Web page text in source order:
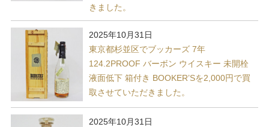
きました。
2025年10月31日
東京都杉並区でブッカーズ 7年
124.2PROOF バーボン ウイスキー 未開栓
液面低下 箱付き BOOKER’Sを2,000円で買
取させていただきました。
2025年10月31日